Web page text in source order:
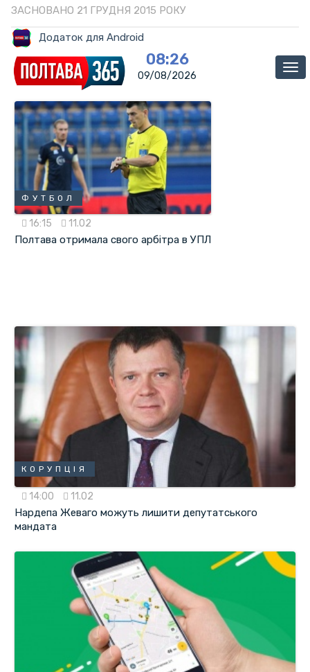
ЗАСНОВАНО 21 ГРУДНЯ 2015 РОКУ
Додаток для Android
08:26
09/08/2026
ФУТБОЛ
16:15 11.02
Полтава отримала свого арбітра в УПЛ
КОРУПЦІЯ
14:00 11.02
Нардепа Жеваго можуть лишити депутатського
мандата